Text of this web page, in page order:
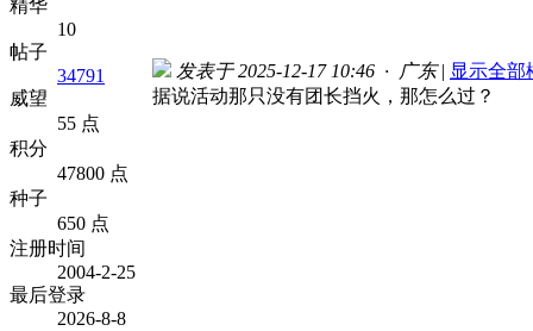
精华
10
帖子
34791
威望
55 点
积分
47800 点
种子
650 点
注册时间
2004-2-25
最后登录
2026-8-8
发表于 2025-12-17 10:46 · 广东 | 显示全部
据说活动那只没有团长挡火，那怎么过？